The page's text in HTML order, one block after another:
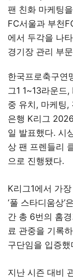
팬 친화 마케팅
FC서울과 부천
에서 두각을 나
경기장 관리 부
한국프로축구연
그1 1~13라운드
중 유치, 마케팅,
은행 K리그
일 발표했다. 시
상 팬 프렌들리
으로 진행됐다.
K리그1에서 가
‘풀 스타디움상’
간 총 6번의 홈
료 관중을 기록
구단임을 입증했
지난 시즌 대비